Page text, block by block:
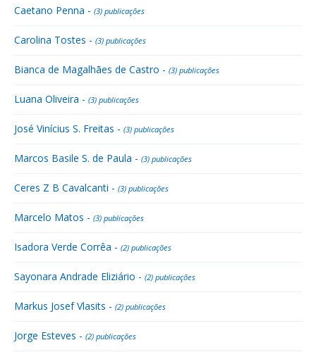
Caetano Penna - (3) publicações
Carolina Tostes - (3) publicações
Bianca de Magalhães de Castro - (3) publicações
Luana Oliveira - (3) publicações
José Vinícius S. Freitas - (3) publicações
Marcos Basile S. de Paula - (3) publicações
Ceres Z B Cavalcanti - (3) publicações
Marcelo Matos - (3) publicações
Isadora Verde Corrêa - (2) publicações
Sayonara Andrade Eliziário - (2) publicações
Markus Josef Vlasits - (2) publicações
Jorge Esteves - (2) publicações